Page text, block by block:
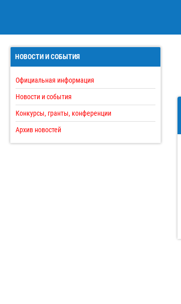
НОВОСТИ И СОБЫТИЯ
Официальная информация
Новости и события
Конкурсы, гранты, конференции
Архив новостей